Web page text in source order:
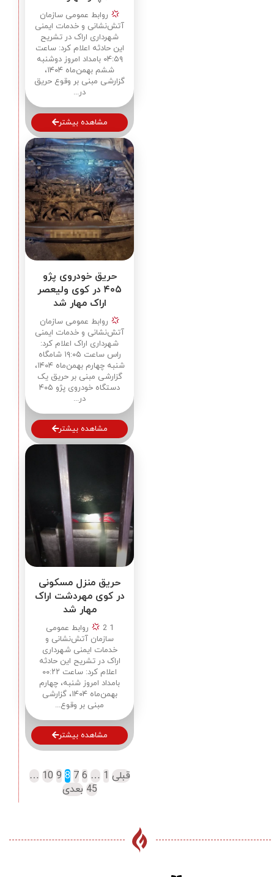
روابط عمومی سازمان
آتش‌نشانی و خدمات ایمنی
شهرداری اراک در تشریح
این حادثه اعلام کرد: ساعت
۰۴:۵۹ بامداد امروز دوشنبه
ششم بهمن‌ماه ۱۴۰۴،
گزارشی مبنی بر وقوع حریق
مشاهده بیشتر
حریق خودروی پژو
۴۰۵ در کوی ولیعصر
اراک مهار شد
روابط عمومی سازمان
آتش‌نشانی و خدمات ایمنی
شهرداری اراک اعلام کرد:
راس ساعت ۱۹:۰۵ شامگاه
شنبه چهارم بهمن‌ماه ۱۴۰۴،
گزارشی مبنی بر حریق یک
دستگاه خودروی پژو ۴۰۵
مشاهده بیشتر
حریق منزل مسکونی
در کوی مهردشت اراک
روابط عمومی
سازمان آتش‌نشانی و
خدمات ایمنی شهرداری
اراک در تشریح این حادثه
اعلام کرد: ساعت ۰۰:۲۲
بامداد امروز شنبه، چهارم
بهمن‌ماه ۱۴۰۴، گزارشی
مبنی بر وقوع...
مشاهده بیشتر
6
7
8
9
10
…